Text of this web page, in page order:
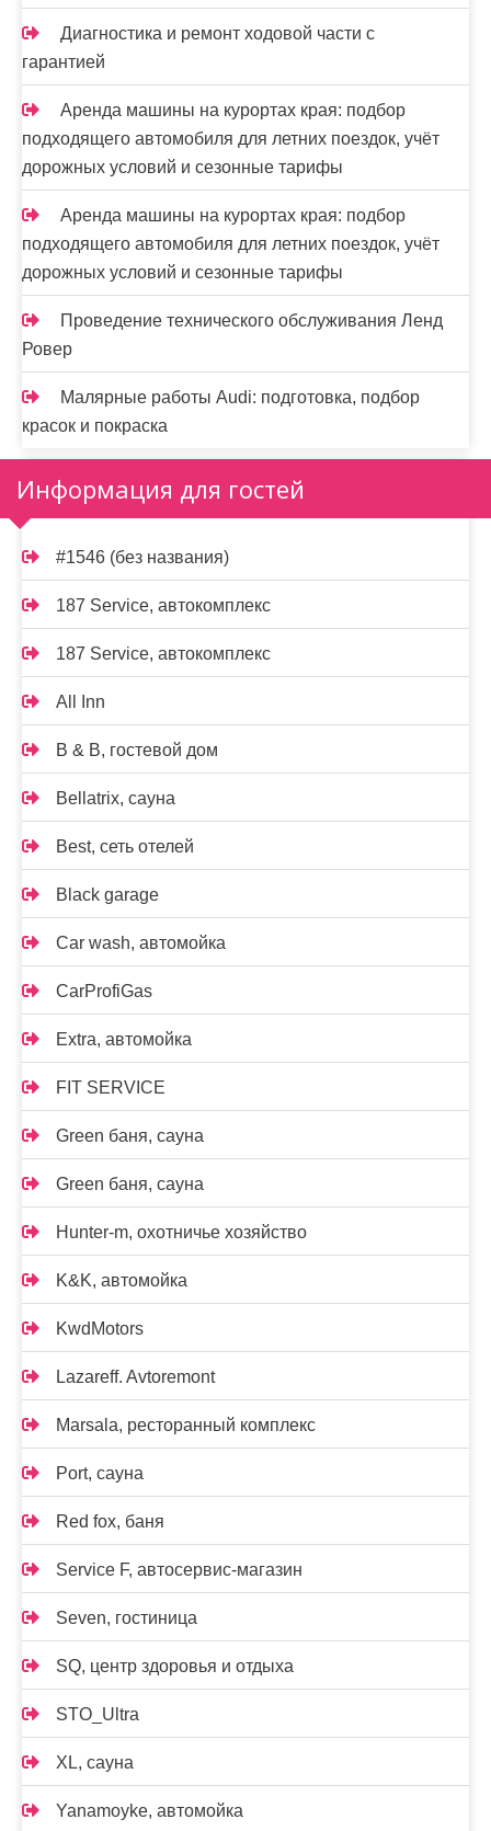
Диагностика и ремонт ходовой части с
гарантией
Аренда машины на курортах края: подбор
подходящего автомобиля для летних поездок, учёт
дорожных условий и сезонные тарифы
Аренда машины на курортах края: подбор
подходящего автомобиля для летних поездок, учёт
дорожных условий и сезонные тарифы
Проведение технического обслуживания Ленд
Ровер
Малярные работы Audi: подготовка, подбор
красок и покраска
Информация для гостей
#1546 (без названия)
187 Service, автокомплекс
187 Service, автокомплекс
All Inn
B & B, гостевой дом
Bellatrix, сауна
Best, сеть отелей
Black garage
Car wash, автомойка
CarProfiGas
Extra, автомойка
FIT SERVICE
Green баня, сауна
Green баня, сауна
Hunter-m, охотничье хозяйство
K&K, автомойка
KwdMotors
Lazareff. Avtoremont
Marsala, ресторанный комплекс
Port, сауна
Red fox, баня
Service F, автосервис-магазин
Seven, гостиница
SQ, центр здоровья и отдыха
STO_Ultra
XL, сауна
Yanamoyke, автомойка